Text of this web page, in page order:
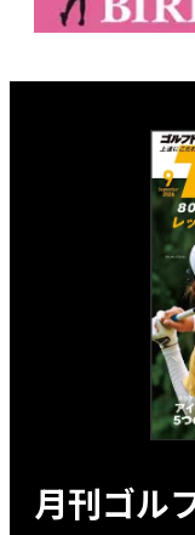
月刊ゴル